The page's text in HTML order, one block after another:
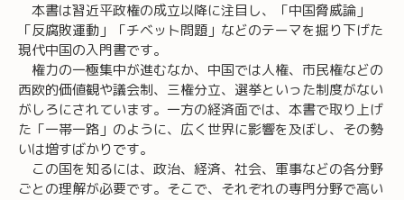
本書は習近平政権の成立以降に注目し、「中国脅威論」
「反腐敗運動」「チベット問題」などのテーマを掘り下げた
現代中国の入門書です。
権力の一極集中が進むなか、中国では人権、市民権などの
西欧的価値観や議会制、三権分立、選挙といった制度がない
がしろにされています。一方の経済面では、本書で取り上げ
た「一帯一路」のように、広く世界に影響を及ぼし、その勢
いは増すばかりです。
この国を知るには、政治、経済、社会、軍事などの各分野
ごとの理解が必要です。そこで、それぞれの専門分野で高い